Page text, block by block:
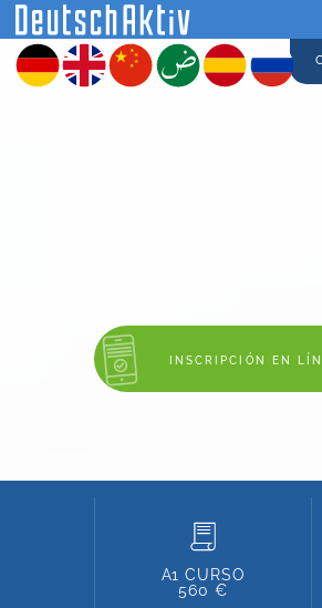
INSCRIPCIÓN EN
A1 CURSO
560 €